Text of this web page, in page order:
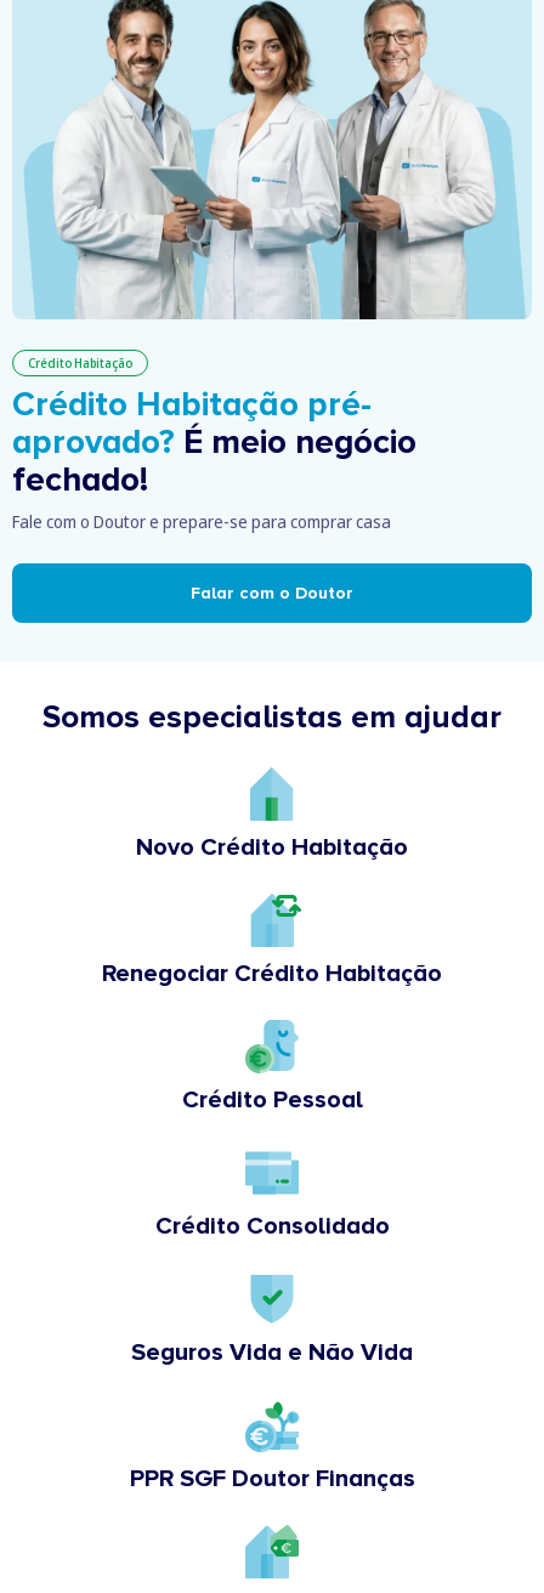
Crédito Habitação
Crédito Habitação pré-
aprovado? É meio negócio
fechado!
Fale com o Doutor e prepare-se para comprar casa
Falar com o Doutor
Somos especialistas em ajudar
Novo Crédito Habitação
Renegociar Crédito Habitação
Crédito Pessoal
Crédito Consolidado
Seguros Vida e Não Vida
PPR SGF Doutor Finanças